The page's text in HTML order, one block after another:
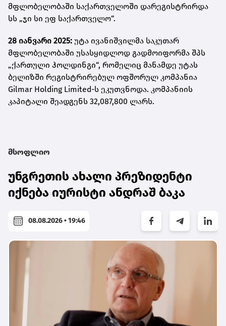
მფლობელობაში საქართველოში დარეგისტრირდა
სს „ჯი სი ეფ საქართველო“.
28 იანვარი 2025: უტა ივანიშვილმა საკუთარ
მფლობელობაში უსასყიდლოდ გადმოიფორმა შპს
„ქართული ჰოლდინგი“, რომელიც მანამდე უტას
ბელიზში რეგისტრირებულ ოფშორულ კომპანია
Gilmar Holding Limited-ს ეკუთვნოდა. კომპანიის
კაპიტალი შეადგენს 32,087,800 ლარს.
მსოფლიო
უნგრეთის ახალი პრეზიდენტი
იქნება იურისტი ანდრაშ ბაკა
08.08.2026 • 19:46